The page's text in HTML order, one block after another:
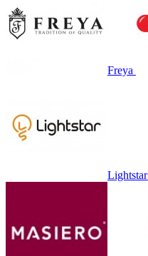
Freya
Lightstar